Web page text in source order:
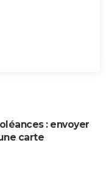
: envoyer
carte